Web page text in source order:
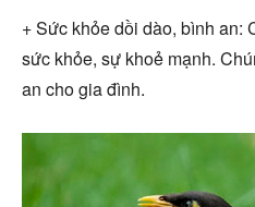
+ Sức khỏe dồi dào, bình an:
sức khỏe, sự khoẻ mạnh.
an cho gia đình.